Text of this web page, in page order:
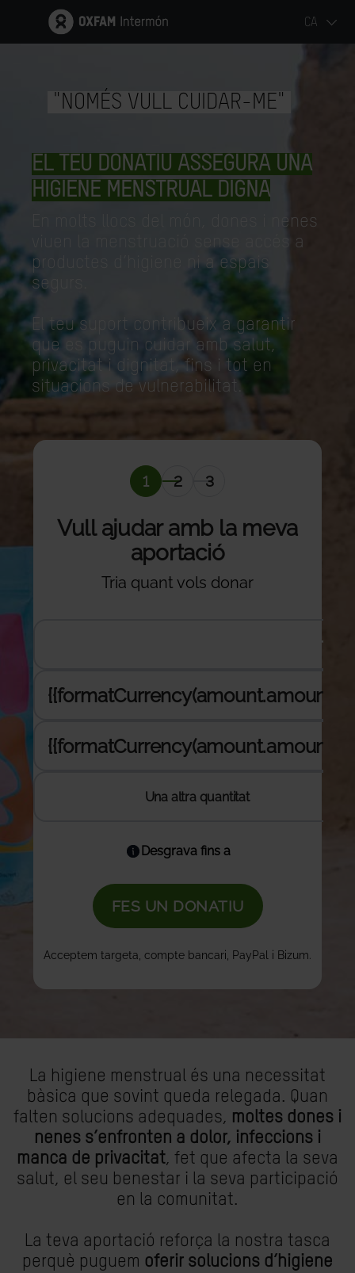
CA
"NOMÉS VULL CUIDAR-ME"
EL TEU DONATIU ASSEGURA UNA
HIGIENE MENSTRUAL DIGNA
En molts llocs del món, dones i nenes
viuen la menstruació sense accés a
productes d’higiene ni a espais
segurs.
El teu suport contribueix a garantir
que es puguin cuidar amb salut,
privacitat i dignitat, fins i tot en
situacions de vulnerabilitat.
La higiene menstrual és una necessitat
bàsica que sovint queda relegada. Quan
falten solucions adequades, moltes dones i
nenes s’enfronten a dolor, infeccions i
manca de privacitat, fet que afecta la seva
salut, el seu benestar i la seva participació
en la comunitat.
La teva aportació reforça la nostra tasca
perquè puguem oferir solucions d’higiene